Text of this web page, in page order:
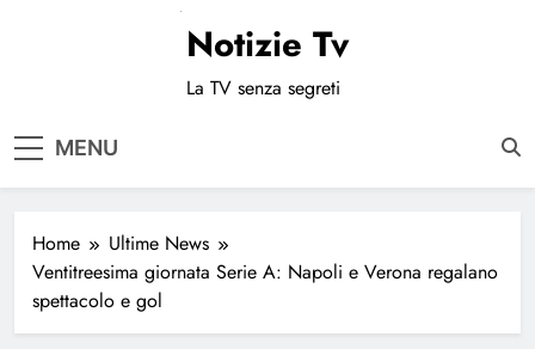
Notizie Tv
La TV senza segreti
MENU
Home
Ultime News
Ventitreesima giornata Serie A: Napoli e Verona regalano
spettacolo e gol